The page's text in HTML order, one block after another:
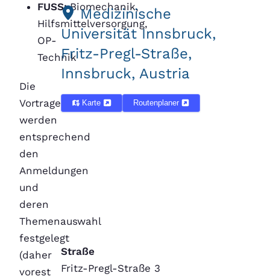
FUSS:Biomechanik,
Hilfsmittelversorgung,
OP-
Technik
Die
Vortragenden
werden
entsprechend
den
Anmeldungen
und
deren
Themenauswahl
festgelegt
(daher
vorest
Medizinische
Universität Innsbruck,
Fritz-Pregl-Straße,
Innsbruck, Austria
Karte Routenplaner
Straße
Fritz-Pregl-Straße 3